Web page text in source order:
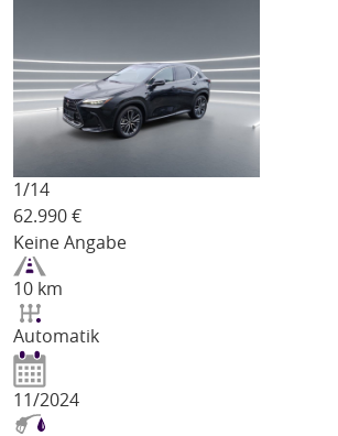
1/14
62.990 €
Keine Angabe
10 km
Automatik
11/2024